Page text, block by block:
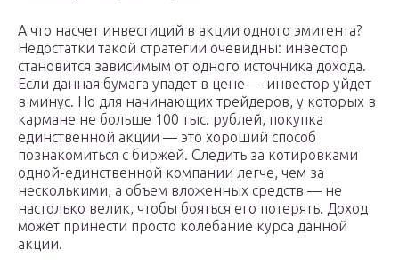
А что насчет инвестиций в акции одного эмитента?
Недостатки такой стратегии очевидны: инвестор
становится зависимым от одного источника дохода.
Если данная бумага упадет в цене — инвестор уйдет
в минус. Но для начинающих трейдеров, у которых в
кармане не больше 100 тыс. рублей, покупка
единственной акции — это хороший способ
познакомиться с биржей. Следить за котировками
одной-единственной компании легче, чем за
несколькими, а объем вложенных средств — не
настолько велик, чтобы бояться его потерять. Доход
может принести просто колебание курса данной
акции.